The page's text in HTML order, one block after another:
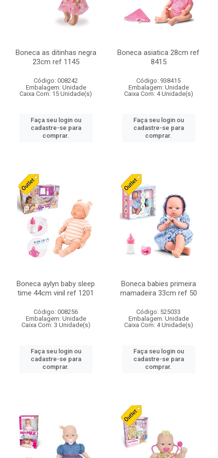
Boneca as ditinhas negra
23cm ref 1145
Código: 008242
Embalagem: Unidade
Caixa Com: 15 Unidade(s)
Faça seu login ou
cadastre-se para
comprar.
Boneca asiatica 28cm ref
8415
Código: 938415
Embalagem: Unidade
Caixa Com: 4 Unidade(s)
Faça seu login ou
cadastre-se para
comprar.
Boneca aylyn baby sleep
time 44cm vinil ref 1201
Código: 008256
Embalagem: Unidade
Caixa Com: 3 Unidade(s)
Faça seu login ou
cadastre-se para
comprar.
Boneca babies primeira
mamadeira 33cm ref 50
Código: 525033
Embalagem: Unidade
Caixa Com: 4 Unidade(s)
Faça seu login ou
cadastre-se para
comprar.